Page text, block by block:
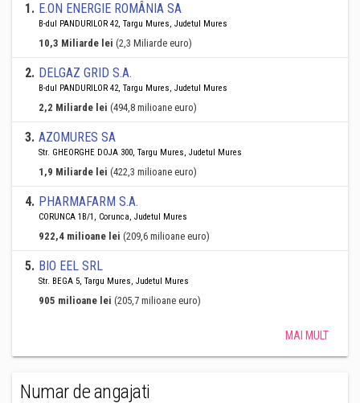
1. E.ON ENERGIE ROMÂNIA SA
B-dul PANDURILOR 42, Targu Mures, Judetul Mures
10,3 Miliarde lei (2,3 Miliarde euro)
2. DELGAZ GRID S.A.
B-dul PANDURILOR 42, Targu Mures, Judetul Mures
2,2 Miliarde lei (494,8 milioane euro)
3. AZOMURES SA
Str. GHEORGHE DOJA 300, Targu Mures, Judetul Mures
1,9 Miliarde lei (422,3 milioane euro)
4. PHARMAFARM S.A.
CORUNCA 1B/1, Corunca, Judetul Mures
922,4 milioane lei (209,6 milioane euro)
5. BIO EEL SRL
Str. BEGA 5, Targu Mures, Judetul Mures
905 milioane lei (205,7 milioane euro)
MAI MULT
Numar de angajati